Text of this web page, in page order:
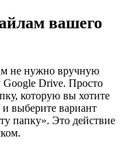
вашего
не нужно вручную
Google Drive. Просто
которую вы хотите
выберите вариант
папку». Это действие